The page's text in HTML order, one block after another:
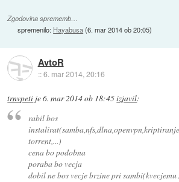
Zgodovina sprememb…
spremenilo: Hayabusa(6. mar 2014 ob 20:05)
AvtoR
::6. mar 2014, 20:16
trnvpeti je6. mar 2014 ob 18:45izjavil:
rabil bos
torrent,...)
cena bo podobna
poraba bo vecja
dobil ne bos vecje brzine pri sambi(kvecjemu